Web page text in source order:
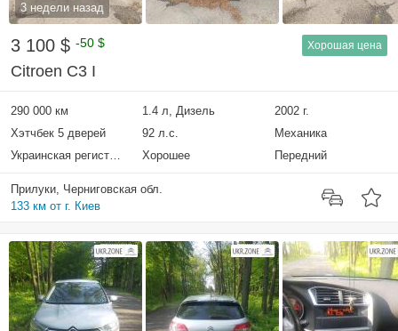
3 недели назад
3 100 $ -50 $ Хорошая цена
Citroen C3 I
290 000 км 1.4 л, Дизель
2002 г.
Хэтчбек 5 дверей
92 л.с.
Механика
Украинская регистрация
Хорошее Передний
Прилуки, Черниговская обл.
133 км от г. Киев